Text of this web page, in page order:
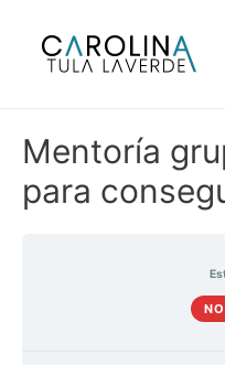
contenido
Mentoría
para